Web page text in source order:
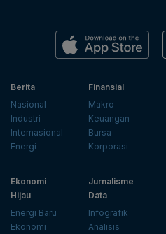
Berita
Nasional
Industri
Internasional
Energi
Finansial
Makro
Keuangan
Bursa
Korporasi
Ekonomi
Hijau
Energi Baru
Ekonomi
Jurnalisme
Data
Infografik
Analisis